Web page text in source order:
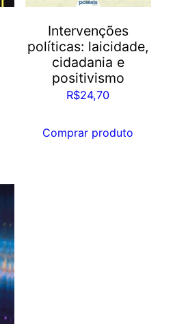
Intervenções
políticas: laicidade,
cidadania e
positivismo
R$24,70
Comprar produto